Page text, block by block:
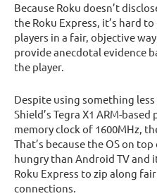
Because Roku doesn’t
the Roku Express, it’s hard
players in a fair, objective
provide anecdotal evidence
the player.
Despite using something
Shield’s Tegra X1 ARM-
memory clock of 1600MHz,
That’s because the OS on
hungry than Android TV and
Roku Express to zip along
connections.